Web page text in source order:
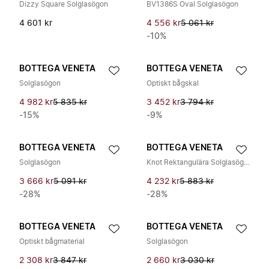
Dizzy Square Solglasögon
4 601 kr
BV1386S Oval Solglasögon
4 556 kr5 061 kr
-10%
BOTTEGA VENETA
Solglasögon
4 982 kr5 835 kr
-15%
BOTTEGA VENETA
Optiskt bågskal
3 452 kr3 794 kr
-9%
BOTTEGA VENETA
Solglasögon
3 666 kr5 091 kr
-28%
BOTTEGA VENETA
Knot Rektangulära Solglasögon
4 232 kr5 883 kr
-28%
BOTTEGA VENETA
Optiskt bågmaterial
2 308 kr3 847 kr
BOTTEGA VENETA
Solglasögon
2 660 kr3 030 kr